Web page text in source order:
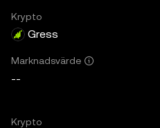
Krypto
Gress
Marknadsvärde
--
Krypto